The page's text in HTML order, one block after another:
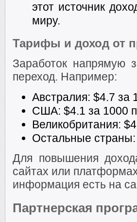
этот источник
миру.
Тарифы и доход от
Заработок напрямую
переход. Например:
Австралия: $4.7 за
США: $4.1 за 1000
Великобритания:
Остальные
Для повышения
сайтах или
информация есть на
Партнерская